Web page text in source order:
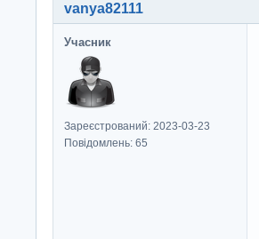
vanya82111
Учасник
Зареєстрований: 2023-03-23
Повідомлень: 65